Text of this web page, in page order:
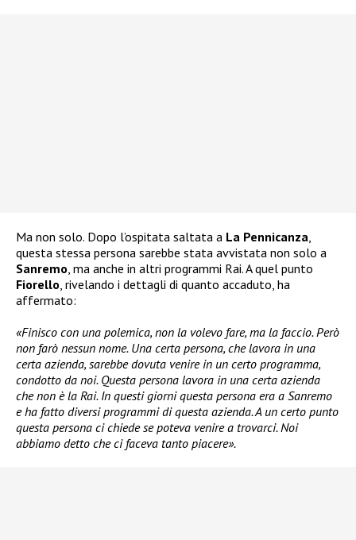
Ma non solo. Dopo l’ospitata saltata a La Pennicanza,
questa stessa persona sarebbe stata avvistata non solo a
Sanremo, ma anche in altri programmi Rai. A quel punto
Fiorello, rivelando i dettagli di quanto accaduto, ha
affermato:
«Finisco con una polemica, non la volevo fare, ma la faccio. Però
non farò nessun nome. Una certa persona, che lavora in una
certa azienda, sarebbe dovuta venire in un certo programma,
condotto da noi. Questa persona lavora in una certa azienda
che non è la Rai. In questi giorni questa persona era a Sanremo
e ha fatto diversi programmi di questa azienda. A un certo punto
questa persona ci chiede se poteva venire a trovarci. Noi
abbiamo detto che ci faceva tanto piacere».